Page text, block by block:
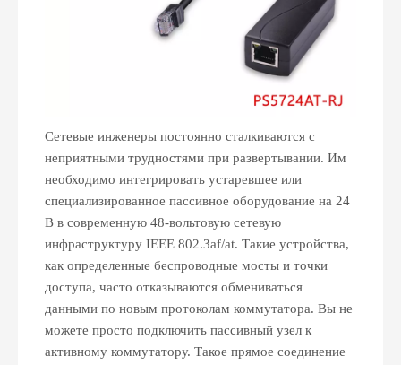
Сетевые инженеры постоянно сталкиваются с
неприятными трудностями при развертывании. Им
необходимо интегрировать устаревшее или
специализированное пассивное оборудование на 24
В в современную 48-вольтовую сетевую
инфраструктуру IEEE 802.3af/at. Такие устройства,
как определенные беспроводные мосты и точки
доступа, часто отказываются обмениваться
данными по новым протоколам коммутатора. Вы не
можете просто подключить пассивный узел к
активному коммутатору. Такое прямое соединение